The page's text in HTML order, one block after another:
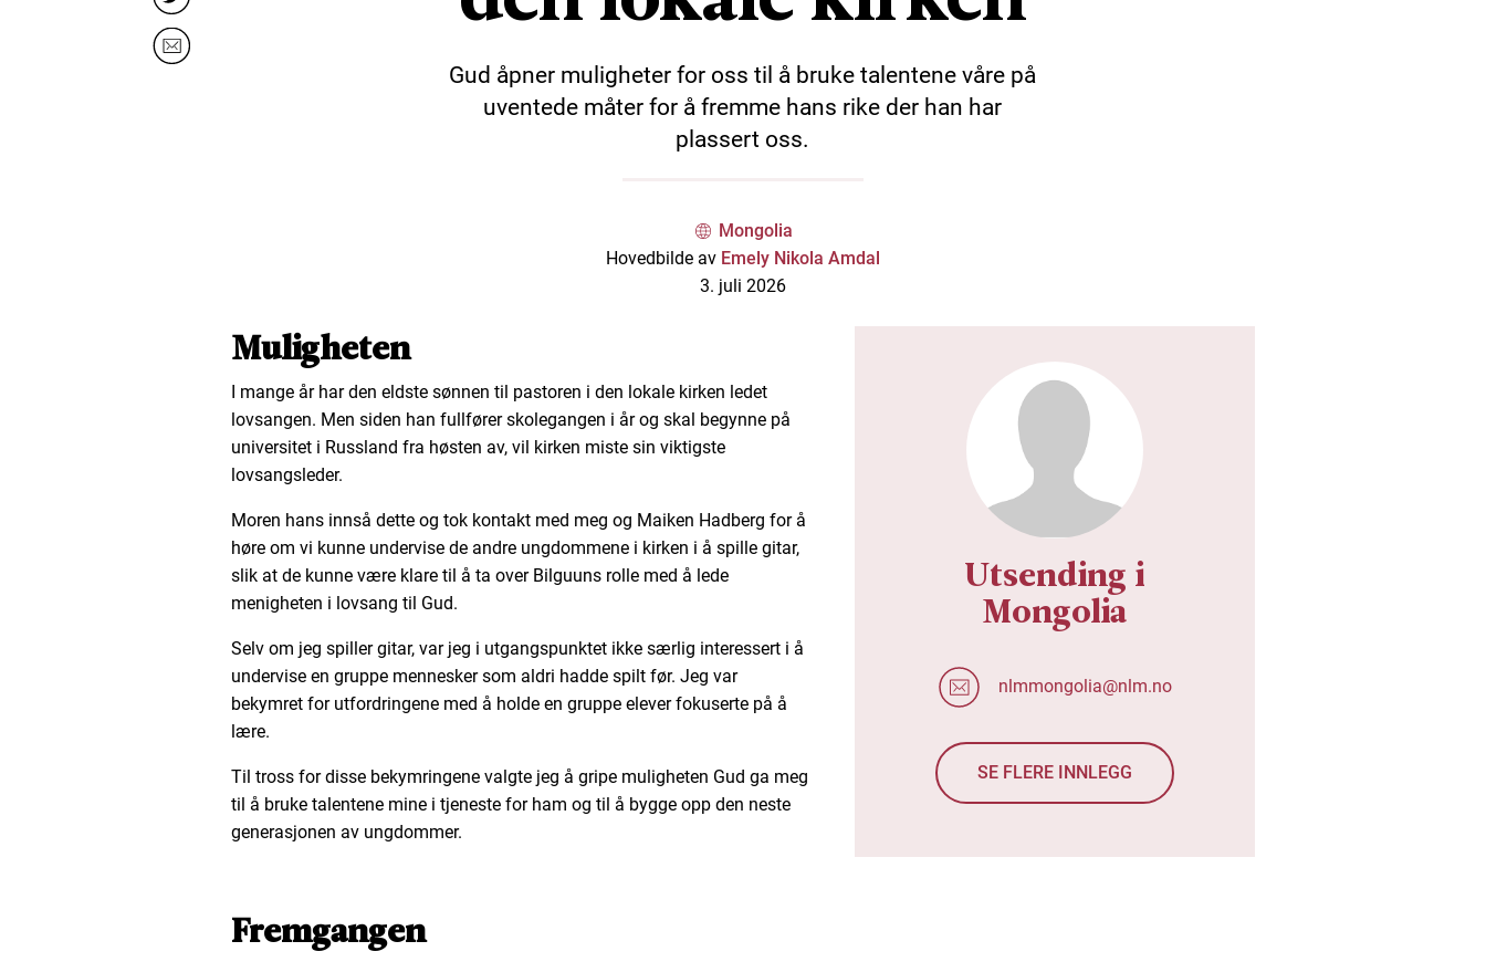
Gud åpner muligheter for oss til å bruke talentene våre på
uventede måter for å fremme hans rike der han har
plassert oss.
Mongolia
Hovedbilde av Emely Nikola Amdal
3. juli 2026
Muligheten
I mange år har den eldste sønnen til pastoren i den lokale kirken ledet
lovsangen. Men siden han fullfører skolegangen i år og skal begynne på
universitet i Russland fra høsten av, vil kirken miste sin viktigste
lovsangsleder.
Moren hans innså dette og tok kontakt med meg og Maiken Hadberg for å
høre om vi kunne undervise de andre ungdommene i kirken i å spille gitar,
slik at de kunne være klare til å ta over Bilguuns rolle med å lede
menigheten i lovsang til Gud.
Selv om jeg spiller gitar, var jeg i utgangspunktet ikke særlig interessert i å
undervise en gruppe mennesker som aldri hadde spilt før. Jeg var
bekymret for utfordringene med å holde en gruppe elever fokuserte på å
lære.
Til tross for disse bekymringene valgte jeg å gripe muligheten Gud ga meg
til å bruke talentene mine i tjeneste for ham og til å bygge opp den neste
generasjonen av ungdommer.
Fremgangen
Utsending i
Mongolia
nlmmongolia@nlm.no
SE FLERE INNLEGG